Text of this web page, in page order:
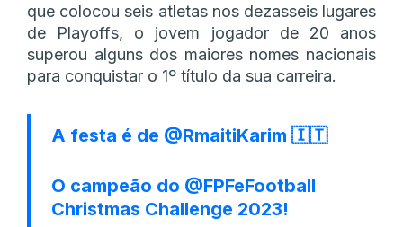
que colocou seis atletas nos dezasseis lugares
de Playoffs, o jovem jogador de 20 anos
superou alguns dos maiores nomes nacionais
para conquistar o 1º título da sua carreira.
A festa é de @RmaitiKarim 🇮🇹
O campeão do @FPFeFootball
Christmas Challenge 2023!